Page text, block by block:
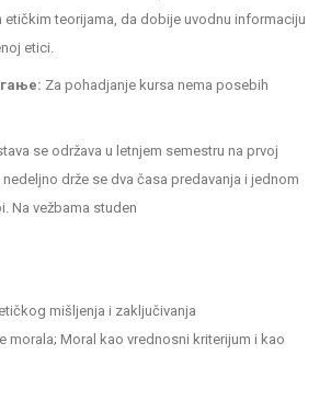
etičkim teorijama, da dobije uvodnu informaciju
etici.
Za pohadjanje kursa nema posebih
se održava u letnjem semestru na prvoj
drže se dva časa predavanja i jednom
Na vežbama studen
mišljenja i zaključivanja
morala; Moral kao vrednosni kriterijum i kao